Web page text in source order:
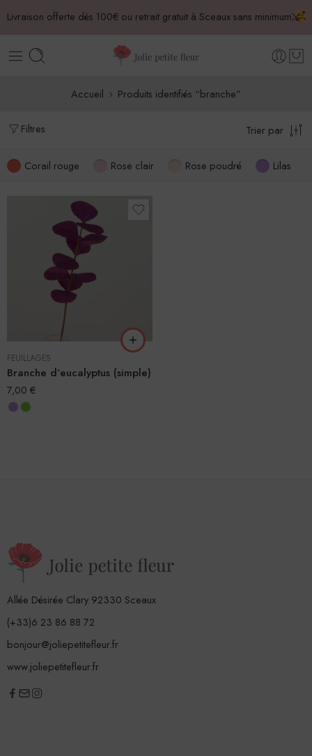
Livraison offerte dès 100€ ou retrait gratuit à Sceaux sans minimum
Accueil Produits identifiés “branche”
Filtres Trier par
Corail rouge Rose clair Rose poudré Lilas
FEUILLAGES
Branche d’eucalyptus (simple)
7,00 €
Allée Désirée Clary 92330 Sceaux
(+33)6 23 86 88 72
bonjour@joliepetitefleur.fr
www.joliepetitefleur.fr